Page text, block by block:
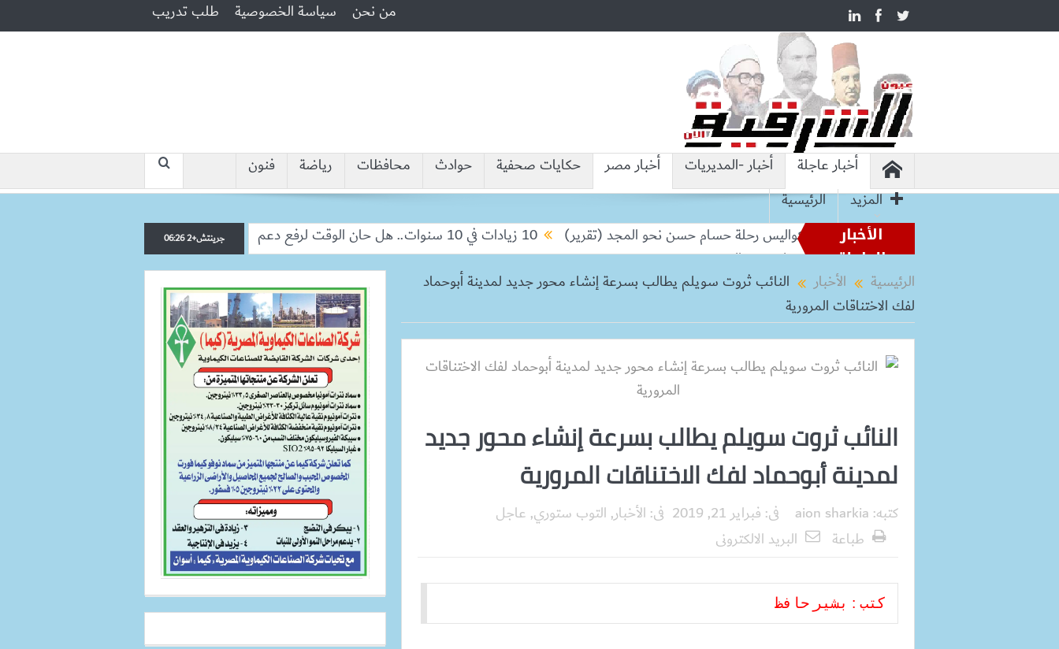
من نحن سياسة الخصوصية طلب تدريب
أخبار عاجلة أخبار -المديريات أخبار مصر حكايات صحفية حوادث محافظات رياضة
فنون
المزيد
الرئيسية
الأخبار
العاجلة
من أساطير الملاعب إلى قيادة الفراعنة.. كواليس رحلة حسام حسن نحو المجد (تقرير) 10 زيادات في 10 سنوات.. هل حان الوقت لرفع دعم البنزين نهائيا؟
“جبروت امرأة”.. مارست الرذيلة
بعد رحلة طويلة.. ميسي يعود إلى الأرجنتين لتوديع والده خورخي
جرينتش+2 06:26
الرئيسية الأخبار
النائب ثروت سويلم يطالب بسرعة إنشاء محور جديد لمدينة أبوحماد
لفك الاختناقات المرورية
النائب ثروت سويلم يطالب بسرعة إنشاء محور جديد
لمدينة أبوحماد لفك الاختناقات المرورية
كتبه: aion sharkia فى: فبراير 21, 2019 فى: الأخبار, التوب ستوري, عاجل
طباعة
البريد الالكترونى
كتب : بشير حافظ